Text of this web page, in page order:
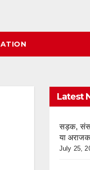
Latest
सड़क,
या
July 25,